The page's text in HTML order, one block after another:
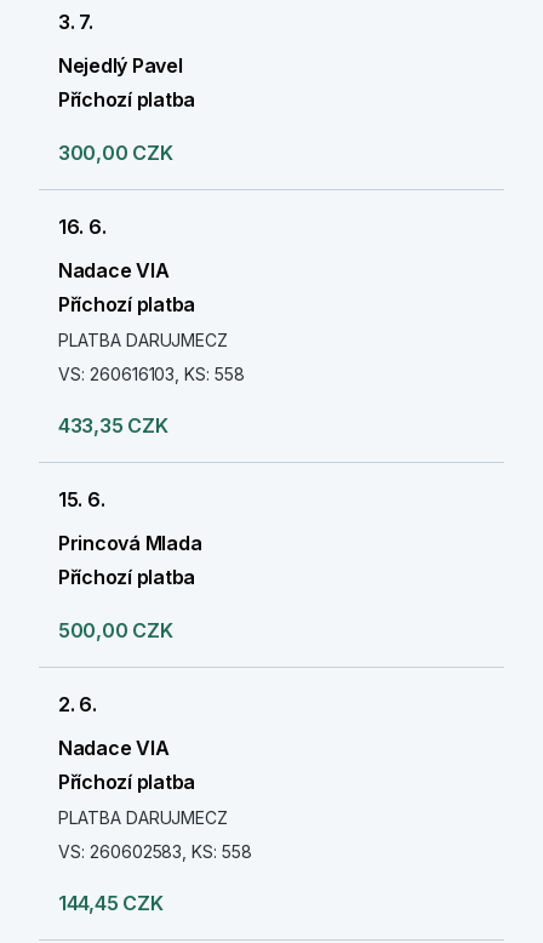
3. 7.
Nejedlý Pavel
Příchozí platba
300,00 CZK
16. 6.
Nadace VIA
Příchozí platba
PLATBA DARUJMECZ
VS: 260616103, KS: 558
433,35 CZK
15. 6.
Princová Mlada
Příchozí platba
500,00 CZK
2. 6.
Nadace VIA
Příchozí platba
PLATBA DARUJMECZ
VS: 260602583, KS: 558
144,45 CZK